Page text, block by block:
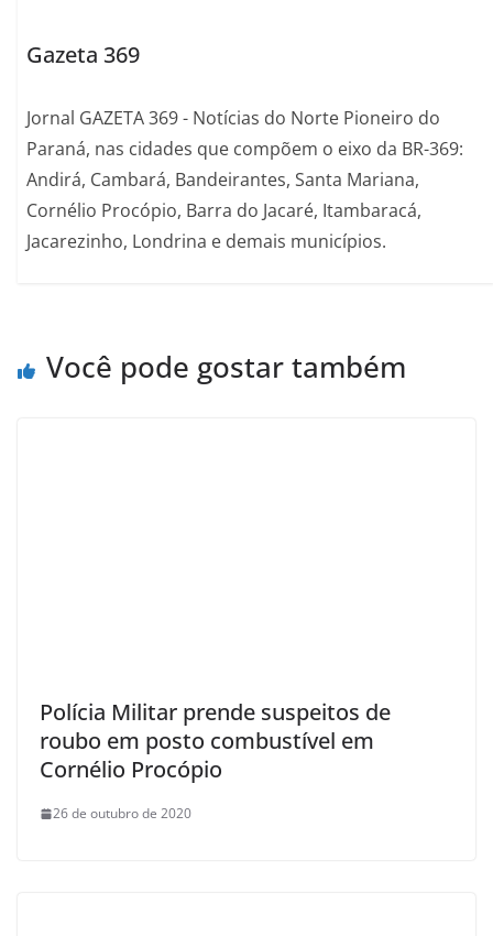
Gazeta 369
Jornal GAZETA 369 - Notícias do Norte Pioneiro do
Paraná, nas cidades que compõem o eixo da BR-369:
Andirá, Cambará, Bandeirantes, Santa Mariana,
Cornélio Procópio, Barra do Jacaré, Itambaracá,
Jacarezinho, Londrina e demais municípios.
Você pode gostar também
Polícia Militar prende suspeitos de
roubo em posto combustível em
Cornélio Procópio
26 de outubro de 2020